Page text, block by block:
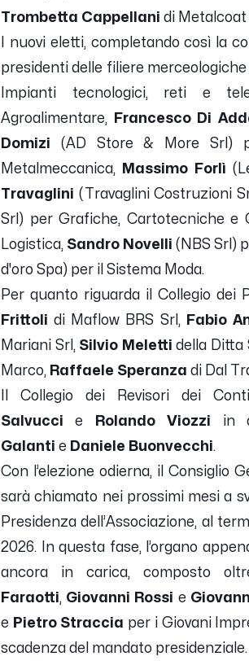
Trombetta Cappellani di Metalcoat
I nuovi eletti, completando così la
presidenti delle filiere
Impianti tecnologici, reti e
Agroalimentare,
Francesco Di
Domizi (AD Store & More Srl)
Metalmeccanica,
Massimo Forlì
Travaglini (Travaglini Costruzioni
Srl) per Grafiche, Cartotecniche e
Logistica, Sandro Novelli (NBS Srl)
d'oro Spa) per il Sistema Moda.
Per quanto riguarda il Collegio dei
Frittoli di Maflow BRS Srl, Fabio
Mariani Srl, Silvio Meletti della Ditta
Marco, Raffaele Speranza di Dal
Il Collegio dei Revisori dei
Salvucci e Rolando Viozzi in
Galanti e Daniele Buonvecchi.
Con l’elezione odierna, il Consiglio
sarà chiamato nei prossimi mesi a
Presidenza dell’Associazione, al
2026. In questa fase, l’organo
ancora in carica, composto
Faraotti, Giovanni Rossi e
e Pietro Straccia per i Giovani
scadenza del mandato presidenziale.